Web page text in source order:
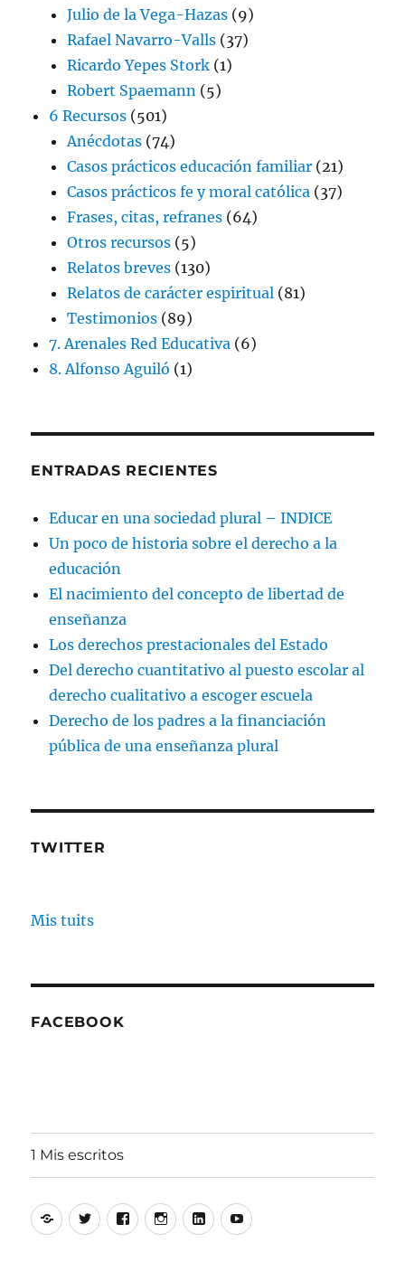
Julio de la Vega-Hazas (9)
Rafael Navarro-Valls (37)
Ricardo Yepes Stork (1)
Robert Spaemann (5)
6 Recursos (501)
Anécdotas (74)
Casos prácticos educación familiar (21)
Casos prácticos fe y moral católica (37)
Frases, citas, refranes (64)
Otros recursos (5)
Relatos breves (130)
Relatos de carácter espiritual (81)
Testimonios (89)
7. Arenales Red Educativa (6)
8. Alfonso Aguiló (1)
ENTRADAS RECIENTES
Educar en una sociedad plural – INDICE
Un poco de historia sobre el derecho a la
educación
El nacimiento del concepto de libertad de
enseñanza
Los derechos prestacionales del Estado
Del derecho cuantitativo al puesto escolar al
derecho cualitativo a escoger escuela
Derecho de los padres a la financiación
pública de una enseñanza plural
TWITTER
Mis tuits
FACEBOOK
1 Mis escritos
Alfonso
Aguiló
TwitterFacebookInstagram
LinkedinYoutube